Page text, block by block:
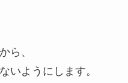
ら、
いようにします。